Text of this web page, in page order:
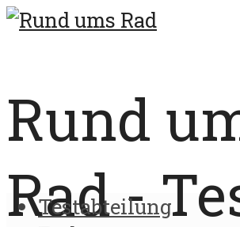
Rund
Rad -
Testabteilung